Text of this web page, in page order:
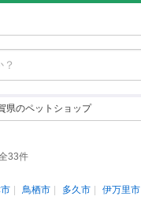
県のペットショップ
33件
鳥栖市 多久市 伊万里市